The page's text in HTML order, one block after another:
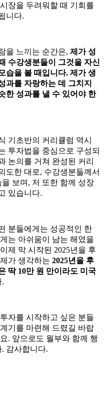
장을 두려워할 때 기회를
니다.
을 느끼는 순간은, 제가 성
수강생분들이 그것을 자신
습을 볼 때입니다. 제가 생
과를 자랑하는 데 그치지
한 성과를 낼 수 있어야 한
기초반의 커리큘럼 역시
투자법을 중심으로 구성되
논의를 거쳐 완성된 커리
도한 대로, 수강생분들께서
보며, 저 또한 함께 성장
있습니다.
분들에게는 성공적인 한
는 아쉬움이 남는 해였을
제 막 시작된 2025년을 후
가 생각하는 2025년을 후
딱 10만 원 만이라도 미국
.
자를 시작하고 싶은 분들
기를 마련해 드렸길 바랍
. 앞으로도 월부와 함께 행
감사합니다.